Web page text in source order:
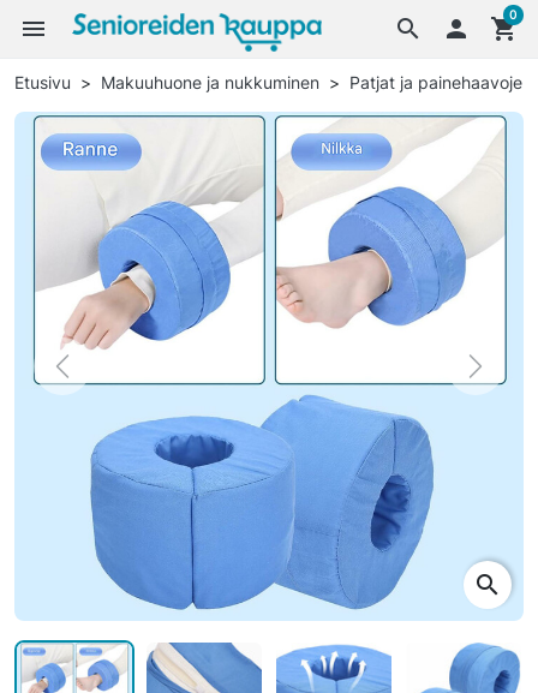
search
menu  shopping_cart
0
Etusivu Makuuhuone ja nukkuminen Patjat ja painehaavojen
Previous Next
search